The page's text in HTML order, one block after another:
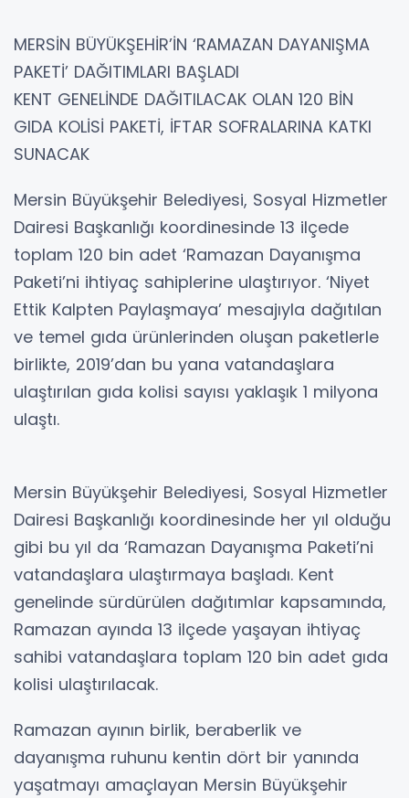
MERSİN BÜYÜKŞEHİR’İN ‘RAMAZAN DAYANIŞMA
PAKETİ’ DAĞITIMLARI BAŞLADI
KENT GENELİNDE DAĞITILACAK OLAN 120 BİN
GIDA KOLİSİ PAKETİ, İFTAR SOFRALARINA KATKI
SUNACAK
Mersin Büyükşehir Belediyesi, Sosyal Hizmetler
Dairesi Başkanlığı koordinesinde 13 ilçede
toplam 120 bin adet ‘Ramazan Dayanışma
Paketi’ni ihtiyaç sahiplerine ulaştırıyor. ‘Niyet
Ettik Kalpten Paylaşmaya’ mesajıyla dağıtılan
ve temel gıda ürünlerinden oluşan paketlerle
birlikte, 2019’dan bu yana vatandaşlara
ulaştırılan gıda kolisi sayısı yaklaşık 1 milyona
ulaştı.
Mersin Büyükşehir Belediyesi, Sosyal Hizmetler
Dairesi Başkanlığı koordinesinde her yıl olduğu
gibi bu yıl da ‘Ramazan Dayanışma Paketi’ni
vatandaşlara ulaştırmaya başladı. Kent
genelinde sürdürülen dağıtımlar kapsamında,
Ramazan ayında 13 ilçede yaşayan ihtiyaç
sahibi vatandaşlara toplam 120 bin adet gıda
kolisi ulaştırılacak.
Ramazan ayının birlik, beraberlik ve
dayanışma ruhunu kentin dört bir yanında
yaşatmayı amaçlayan Mersin Büyükşehir